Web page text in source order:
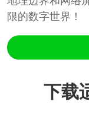
限的数字世界！
下载